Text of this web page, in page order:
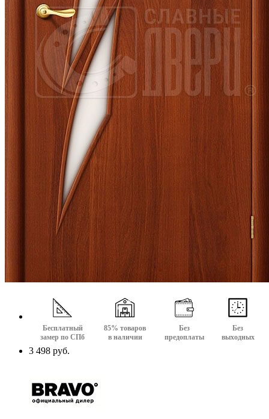
Бесплатный
замер по СПб
85% товаров
в наличии
Без
предоплаты
Без
выходных
3 498 руб.